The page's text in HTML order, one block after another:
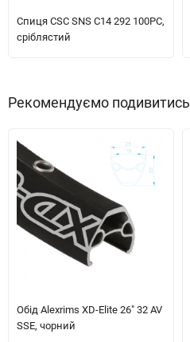
Спиця CSC SNS C14 292 100PC,
сріблястий
Рекомендуємо подивитись
Обід Alexrims XD-Elite 26" 32 AV
SSE, чорний